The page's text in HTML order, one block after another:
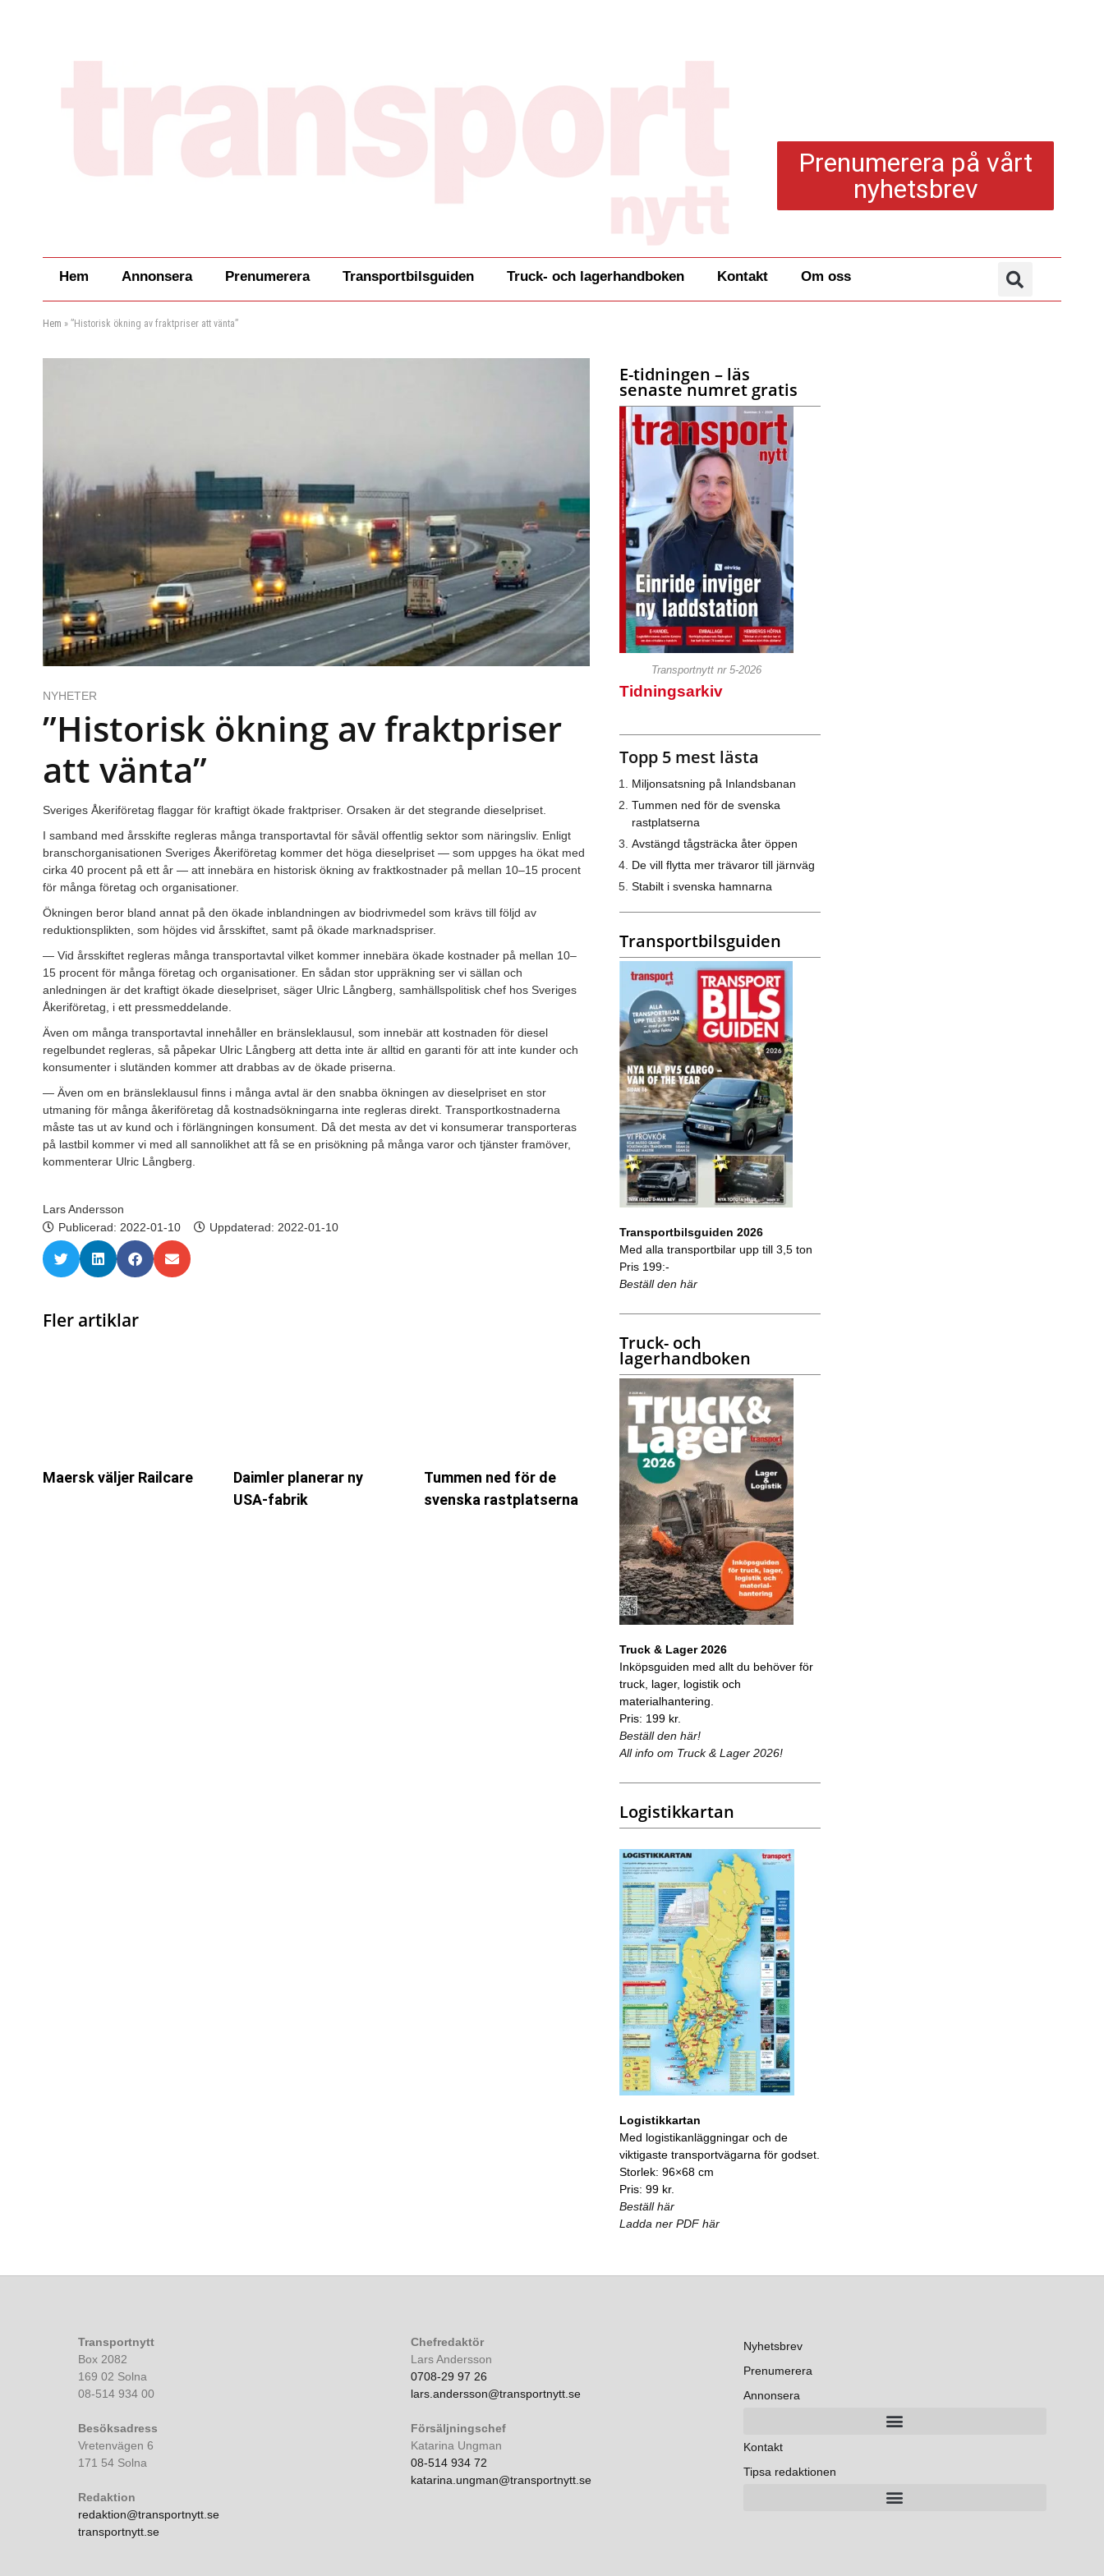
Prenumerera på vårt
nyhetsbrev
Hem Annonsera Prenumerera Transportbilsguiden Truck- och lagerhandboken Kontakt Om oss
Hem » ”Historisk ökning av fraktpriser att vänta”
NYHETER
”Historisk ökning av fraktpriser
att vänta”
Sveriges Åkeriföretag flaggar för kraftigt ökade fraktpriser. Orsaken är det stegrande dieselpriset.
I samband med årsskifte regleras många transportavtal för såväl offentlig sektor som näringsliv. Enligt
branschorganisationen Sveriges Åkeriföretag kommer det höga dieselpriset — som uppges ha ökat med
cirka 40 procent på ett år — att innebära en historisk ökning av fraktkostnader på mellan 10–15 procent
för många företag och organisationer.
Ökningen beror bland annat på den ökade inblandningen av biodrivmedel som krävs till följd av
reduktionsplikten, som höjdes vid årsskiftet, samt på ökade marknadspriser.
— Vid årsskiftet regleras många transportavtal vilket kommer innebära ökade kostnader på mellan 10–
15 procent för många företag och organisationer. En sådan stor uppräkning ser vi sällan och
anledningen är det kraftigt ökade dieselpriset, säger Ulric Långberg, samhällspolitisk chef hos Sveriges
Åkeriföretag, i ett pressmeddelande.
Även om många transportavtal innehåller en bränsleklausul, som innebär att kostnaden för diesel
regelbundet regleras, så påpekar Ulric Långberg att detta inte är alltid en garanti för att inte kunder och
konsumenter i slutänden kommer att drabbas av de ökade priserna.
— Även om en bränsleklausul finns i många avtal är den snabba ökningen av dieselpriset en stor
utmaning för många åkeriföretag då kostnadsökningarna inte regleras direkt. Transportkostnaderna
måste tas ut av kund och i förlängningen konsument. Då det mesta av det vi konsumerar transporteras
på lastbil kommer vi med all sannolikhet att få se en prisökning på många varor och tjänster framöver,
kommenterar Ulric Långberg.
Lars Andersson
Publicerad: 2022-01-10 Uppdaterad: 2022-01-10
Fler artiklar
Maersk väljer Railcare
Daimler planerar ny
USA-fabrik
Tummen ned för de
svenska rastplatserna
E-tidningen – läs
senaste numret gratis
Transportnytt nr 5-2026
Tidningsarkiv
Topp 5 mest lästa
Miljonsatsning på Inlandsbanan
Tummen ned för de svenska
rastplatserna
Avstängd tågsträcka åter öppen
De vill flytta mer trävaror till järnväg
Stabilt i svenska hamnarna
Transportbilsguiden
Transportbilsguiden 2026
Med alla transportbilar upp till 3,5 ton
Pris 199:-
Beställ den här
Truck- och
lagerhandboken
Truck & Lager 2026
Inköpsguiden med allt du behöver för
truck, lager, logistik och
materialhantering.
Pris: 199 kr.
Beställ den här!
All info om Truck & Lager 2026!
Logistikkartan
Logistikkartan
Med logistikanläggningar och de
viktigaste transportvägarna för godset.
Storlek: 96×68 cm
Pris: 99 kr.
Beställ här
Ladda ner PDF här
Transportnytt
Box 2082
169 02 Solna
08-514 934 00
Besöksadress
Vretenvägen 6
171 54 Solna
Redaktion
redaktion@transportnytt.se
transportnytt.se
Chefredaktör
Lars Andersson
0708-29 97 26
lars.andersson@transportnytt.se
Försäljningschef
Katarina Ungman
08-514 934 72
katarina.ungman@transportnytt.se
Nyhetsbrev
Prenumerera
Annonsera
Kontakt
Tipsa redaktionen